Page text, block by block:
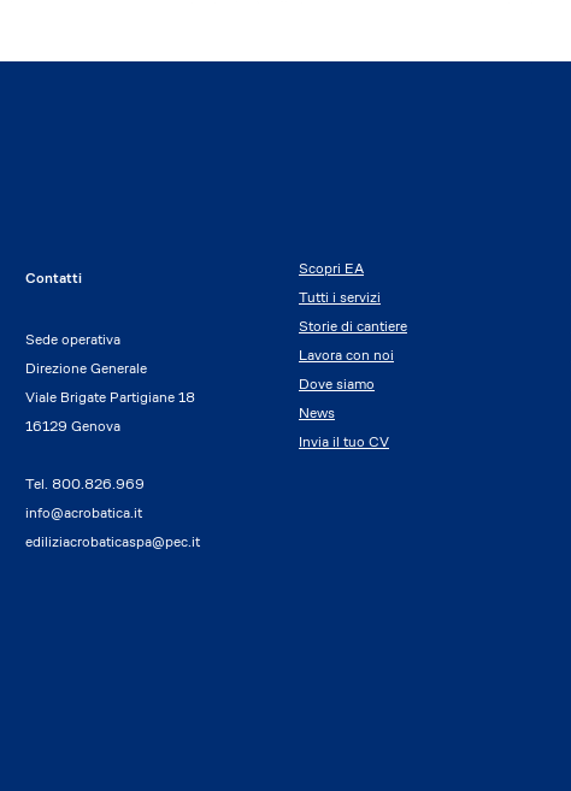
Contatti
Sede operativa
Direzione Generale
Viale Brigate Partigiane 18
16129 Genova
Tel.800.826.969
info@acrobatica.it
ediliziacrobaticaspa@pec.it
Scopri EA
Tutti i servizi
Storie di cantiere
Lavora con noi
Dove siamo
News
Invia il tuo CV